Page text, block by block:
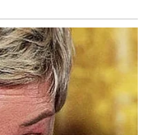
vas određeni
stvari koje sada
novo poglavlje
prilikama, lepim